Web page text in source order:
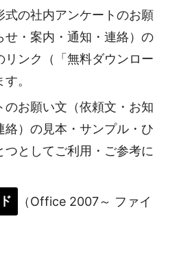
式の社内アンケートのお願
せ・案内・通知・連絡）の
リンク（「無料ダウンロー
。
のお願い文（依頼文・お知
絡）の見本・サンプル・ひ
としてご利用・ご参考に
（Office 2007～ ファイ